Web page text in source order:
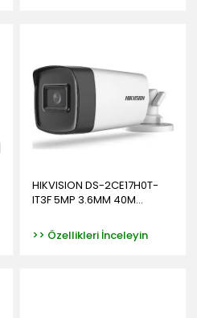
HIKVISION DS-2CE17H0T-
IT3F 5MP 3.6MM 40M...
>> Özellikleri İnceleyin